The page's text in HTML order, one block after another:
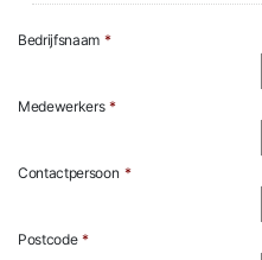
Bedrijfsnaam *
Medewerkers *
Contactpersoon *
Postcode *